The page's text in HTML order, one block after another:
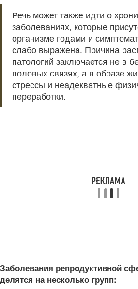
Речь может также идти о
заболеваниях, которые
организме годами и
слабо выражена. Причина
патологий заключается не в
половых связях, а в образе
стрессы и неадекватные
переработки.
Заболевания репродуктивной
делятся на несколько групп: